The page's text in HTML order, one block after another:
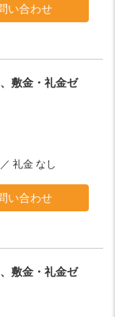
い合わせ
敷金・礼金ゼ
礼金 なし
い合わせ
敷金・礼金ゼ